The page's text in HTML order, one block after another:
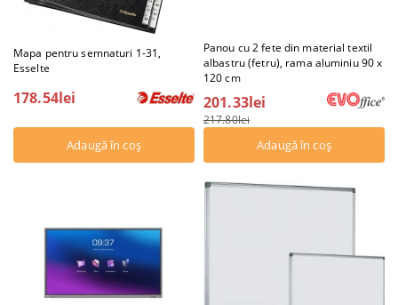
Mapa pentru semnaturi 1-31,
Esselte
178.54lei
Panou cu 2 fete din material textil
albastru (fetru), rama aluminiu 90 x
120 cm
201.33lei
217.80lei